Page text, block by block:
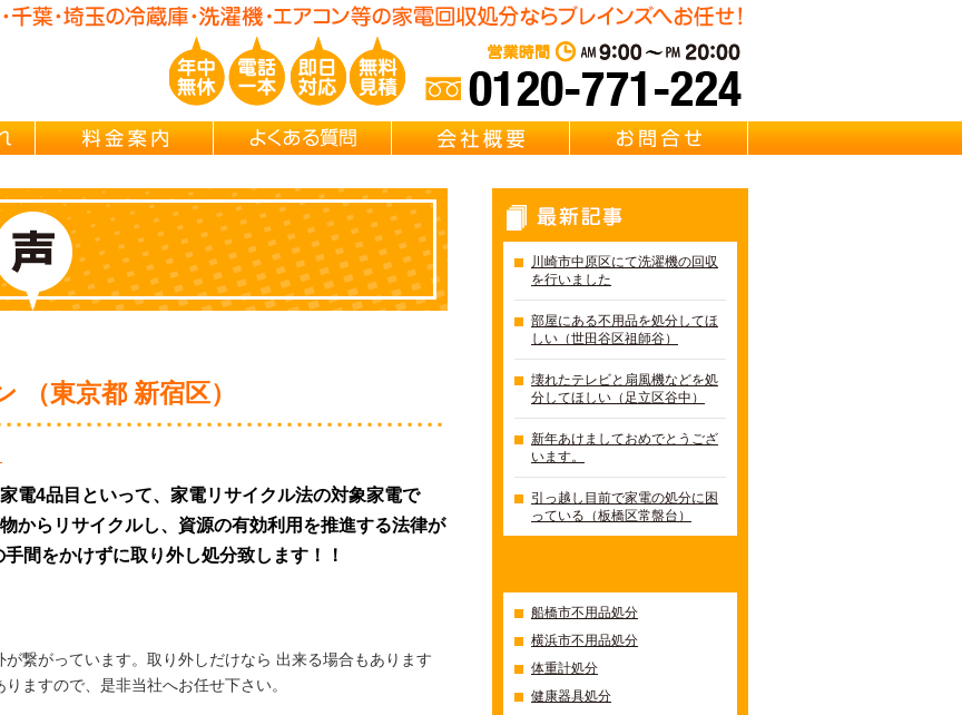
神奈川の 冷蔵庫・洗濯機・エアコン買取処分・引越し片付け・遺品整理・リサイクル Brainz 取扱い 【冷蔵庫・洗濯機・エアコン・
ご依頼の流れ 料金案内 よくある質問 会社概要
（東京都 新宿区）
電4品目といって、家電リサイクル法の対象家電で
からリサイクルし、資源の有効利用を推進する法律が
間をかけずに取り外し処分致します ！！
繋がっています。取り外しだけなら 出来る場合もあります
ますので、是非当社へお任せ下さい。
川崎市中原区にて洗濯機の回収
を行いました
部屋にある不用品を処分してほ
しい（世田谷区祖師谷）
壊れたテレビと扇風機などを処
分してほしい（足立区谷中）
新年あけましておめでとうござ
います。
引っ越し目前で家電の処分に困
っている（板橋区常盤台）
船橋市不用品処分
横浜市不用品処分
体重計処分
健康器具処分